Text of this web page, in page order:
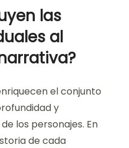
las
al
el conjunto
y
los personajes. En
de cada